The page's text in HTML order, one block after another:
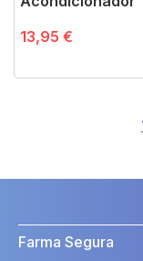
13,95 €
Farma Segura